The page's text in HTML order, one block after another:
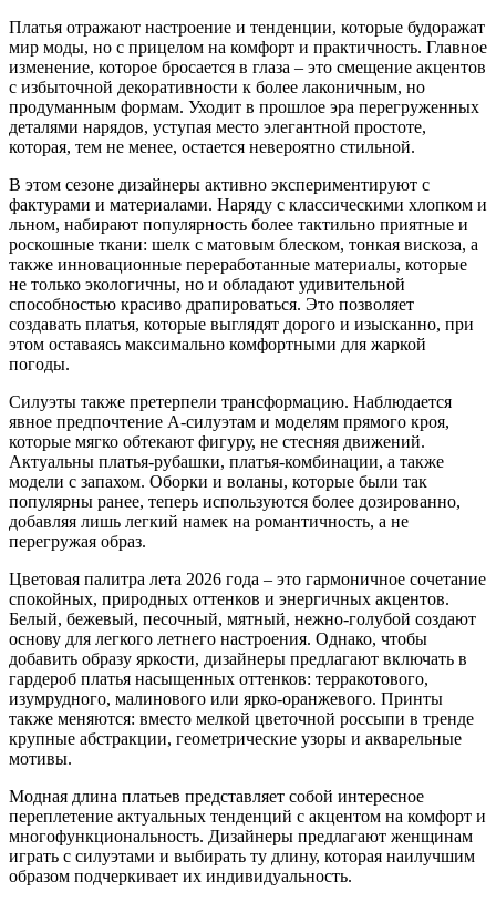
Платья отражают настроение и тенденции, которые будоражат
мир моды, но с прицелом на комфорт и практичность. Главное
изменение, которое бросается в глаза – это смещение акцентов
с избыточной декоративности к более лаконичным, но
продуманным формам. Уходит в прошлое эра перегруженных
деталями нарядов, уступая место элегантной простоте,
которая, тем не менее, остается невероятно стильной.
В этом сезоне дизайнеры активно экспериментируют с
фактурами и материалами. Наряду с классическими хлопком и
льном, набирают популярность более тактильно приятные и
роскошные ткани: шелк с матовым блеском, тонкая вискоза, а
также инновационные переработанные материалы, которые
не только экологичны, но и обладают удивительной
способностью красиво драпироваться. Это позволяет
создавать платья, которые выглядят дорого и изысканно, при
этом оставаясь максимально комфортными для жаркой
погоды.
Силуэты также претерпели трансформацию. Наблюдается
явное предпочтение А-силуэтам и моделям прямого кроя,
которые мягко обтекают фигуру, не стесняя движений.
Актуальны платья-рубашки, платья-комбинации, а также
модели с запахом. Оборки и воланы, которые были так
популярны ранее, теперь используются более дозированно,
добавляя лишь легкий намек на романтичность, а не
перегружая образ.
Цветовая палитра лета 2026 года – это гармоничное сочетание
спокойных, природных оттенков и энергичных акцентов.
Белый, бежевый, песочный, мятный, нежно-голубой создают
основу для легкого летнего настроения. Однако, чтобы
добавить образу яркости, дизайнеры предлагают включать в
гардероб платья насыщенных оттенков: терракотового,
изумрудного, малинового или ярко-оранжевого. Принты
также меняются: вместо мелкой цветочной россыпи в тренде
крупные абстракции, геометрические узоры и акварельные
мотивы.
Модная длина платьев представляет собой интересное
переплетение актуальных тенденций с акцентом на комфорт и
многофункциональность. Дизайнеры предлагают женщинам
играть с силуэтами и выбирать ту длину, которая наилучшим
образом подчеркивает их индивидуальность.